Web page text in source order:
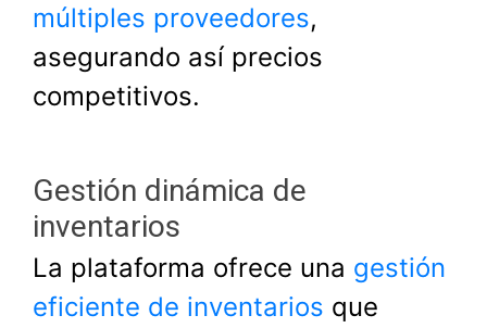
múltiples proveedores,
asegurando así precios
competitivos.
Gestión dinámica de
inventarios
La plataforma ofrece una gestión
eficiente de inventarios que